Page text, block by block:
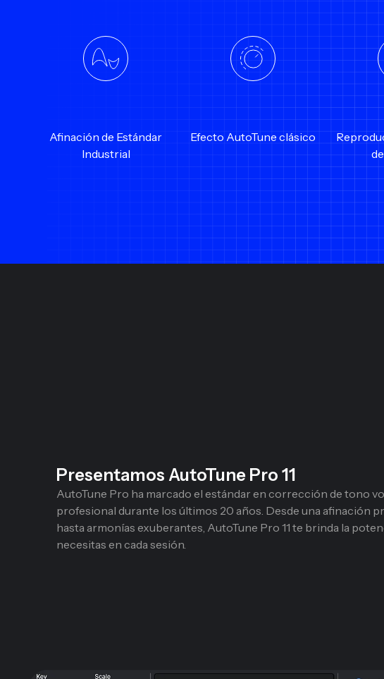
Afinación de Estándar
Industrial
Efecto AutoTune clásico
Presentamos AutoTune Pro 11
AutoTune Pro ha marcado el estándar en corrección de tono
profesional durante los últimos 20 años. Desde una afinación
hasta armonías exuberantes, AutoTune Pro 11 te brinda la
necesitas en cada sesión.